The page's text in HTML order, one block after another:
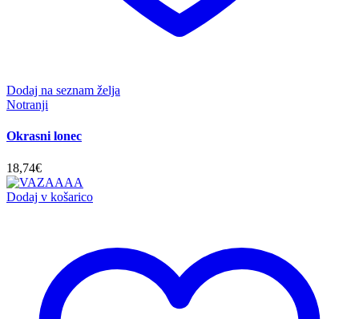
Dodaj na seznam želja
Notranji
Okrasni lonec
18,74€
Dodaj v košarico